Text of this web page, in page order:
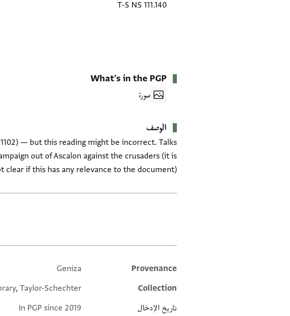
T-S NS 111.140
What's in the PGP
صورة
الوصف
— but this reading might be incorrect. Talks
out of Ascalon against the crusaders (it is
clear if this has any relevance to the document).
Additional metadata
Provenance
Geniza
Collection
Taylor-Schechter
تاريخ الإدخال
In PGP since 2019